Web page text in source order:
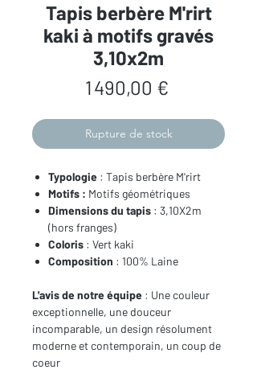
Tapis berbère M'rirt
kaki à motifs gravés
3,10x2m
1 490,00 €Prix
Rupture de stock
Typologie : Tapis berbère M'rirt
Motifs : Motifs géométriques
Dimensions du tapis : 3,10X2m
(hors franges)
Coloris : Vert kaki
Composition : 100% Laine
L'avis de notre équipe : Une couleur
exceptionnelle, une douceur
incomparable, un design résolument
moderne et contemporain, un coup de
coeur